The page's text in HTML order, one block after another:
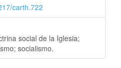
carth.722
social de la Iglesia;
socialismo.